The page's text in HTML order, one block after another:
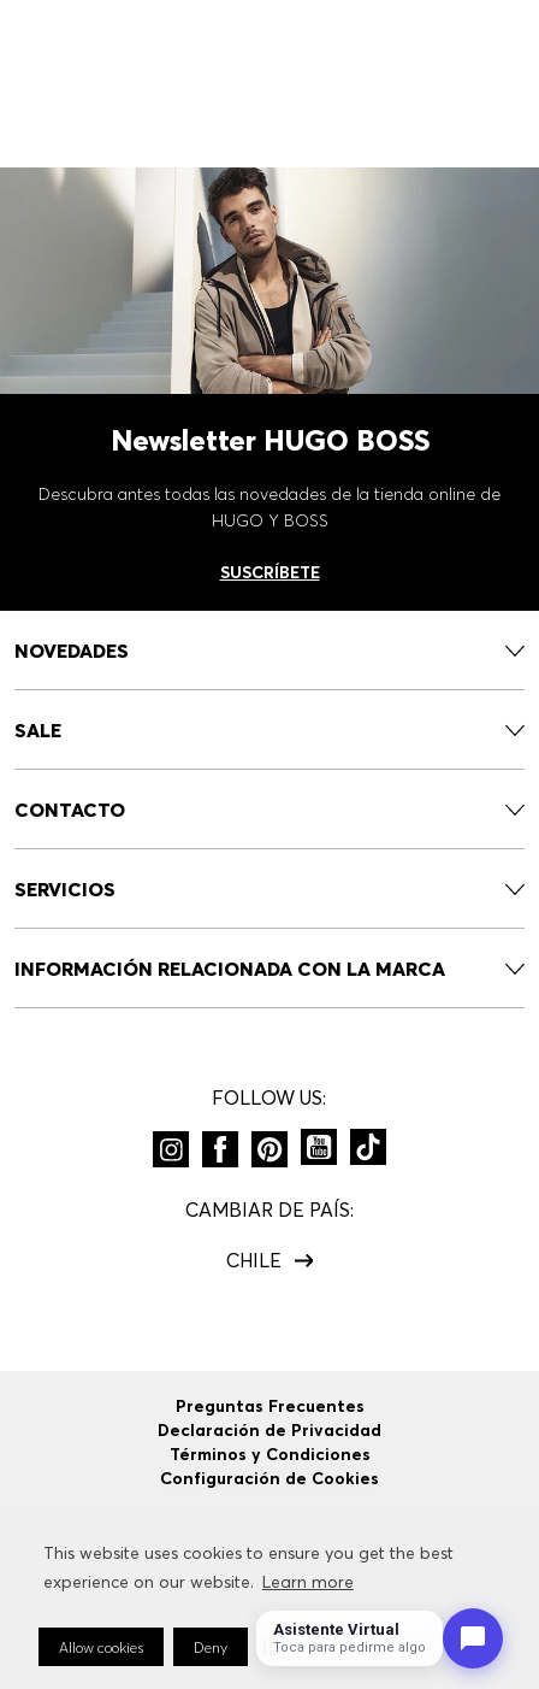
This website uses cookies to ensure you get the best
experience on our website. Learn more
Allow cookies Deny Cookie Preferences
This website uses cookies to ensure you get the best
experience on our website. Learn more
Allow cookies Deny Cookie Preferences
Newsletter HUGO BOSS
Descubra antes todas las novedades de la tienda online de
HUGO Y BOSS
SUSCRÍBETE
NOVEDADES
SALE
CONTACTO
SERVICIOS
INFORMACIÓN RELACIONADA CON LA MARCA
FOLLOW US:
CAMBIAR DE PAÍS:
CHILE
Preguntas Frecuentes
Declaración de Privacidad
Términos y Condiciones
Configuración de Cookies
© 2026 HUGO BOSS Todos los Derechos Reservados.
Asistente Virtual
Toca para pedirme algo